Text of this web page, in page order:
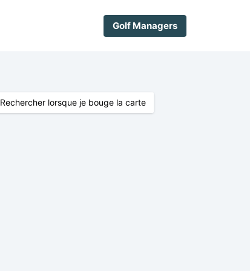
Golf Managers
Rechercher lorsque je bouge la carte